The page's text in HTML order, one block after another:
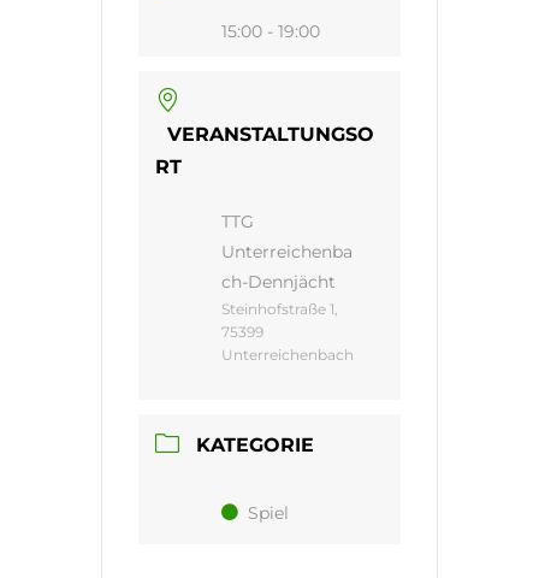
15:00 - 19:00
VERANSTALTUNGSO
RT
TTG
Unterreichenba
ch-Dennjächt
Steinhofstraße 1,
75399
Unterreichenbach
KATEGORIE
Spiel